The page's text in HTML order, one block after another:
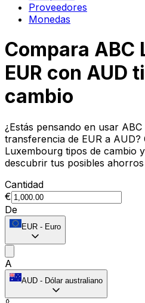
Proveedores
Monedas
Compara ABC
EUR con AUD
cambio
¿Estás pensando en usar
transferencia de EUR a AUD?
Luxembourg tipos de cambio
descubrir tus posibles
Cantidad
€
De
EUR - Euro
A
AUD - Dólar australiano